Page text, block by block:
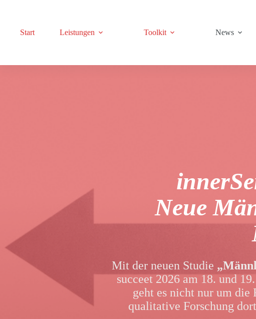
Start
Leistungen Toolkit News
Neue
Mit der neuen Studie
succeet 2026 am 18. und
geht es nicht nur um die
qualitative Forschung